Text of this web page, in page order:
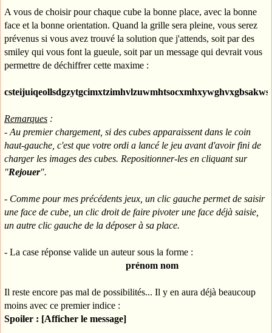
A vous de choisir pour chaque cube la bonne place, avec la bonne
face et la bonne orientation. Quand la grille sera pleine, vous serez
prévenus si vous avez trouvé la solution que j'attends, soit par des
smiley qui vous font la gueule, soit par un message qui devrait vous
permettre de déchiffrer cette maxime :
Remarques :
- Au premier chargement, si des cubes apparaissent dans le coin
haut-gauche, c'est que votre ordi a lancé le jeu avant d'avoir fini de
charger les images des cubes. Repositionner-les en cliquant sur
"Rejouer".
- Comme pour mes précédents jeux, un clic gauche permet de saisir
une face de cube, un clic droit de faire pivoter une face déjà saisie,
un autre clic gauche de la déposer à sa place.
- La case réponse valide un auteur sous la forme :
prénom nom
Il reste encore pas mal de possibilités... Il y en aura déjà beaucoup
moins avec ce premier indice :
Spoiler : [Afficher le message]